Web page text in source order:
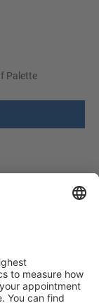
Palette